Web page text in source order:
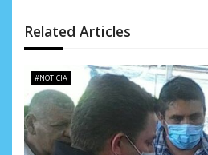
n
d
e
e
n
Related Articles
#NOTICIA